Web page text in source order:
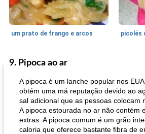
um prato de frango e arcos picolés
Marcas de Confiança: Receitas e
9. Pipoca ao ar
A pipoca é um lanche popular nos
obtém uma má reputação devido ao
sal adicional que as pessoas colocam
A pipoca estourada no ar não contém
extras. A pipoca comum é um grão
caloria que oferece bastante fibra de